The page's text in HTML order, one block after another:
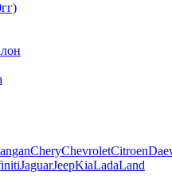
CheryChevroletCitroen
JaguarJeepKiaLadaLand